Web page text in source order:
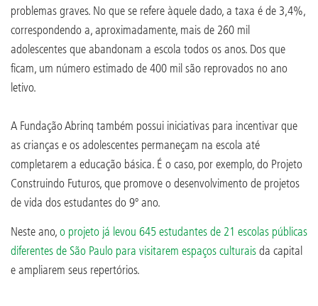
problemas graves. No que se refere àquele dado, a taxa é de 3,4%,
correspondendo a, aproximadamente, mais de 260 mil
adolescentes que abandonam a escola todos os anos. Dos que
ficam, um número estimado de 400 mil são reprovados no ano
letivo.
A Fundação Abrinq também possui iniciativas para incentivar que
as crianças e os adolescentes permaneçam na escola até
completarem a educação básica. É o caso, por exemplo, do Projeto
Construindo Futuros, que promove o desenvolvimento de projetos
de vida dos estudantes do 9º ano.
Neste ano,o projeto já levou 645 estudantes de 21 escolas públicas
diferentes de São Paulo para visitarem espaços culturaisda capital
e ampliarem seus repertórios.